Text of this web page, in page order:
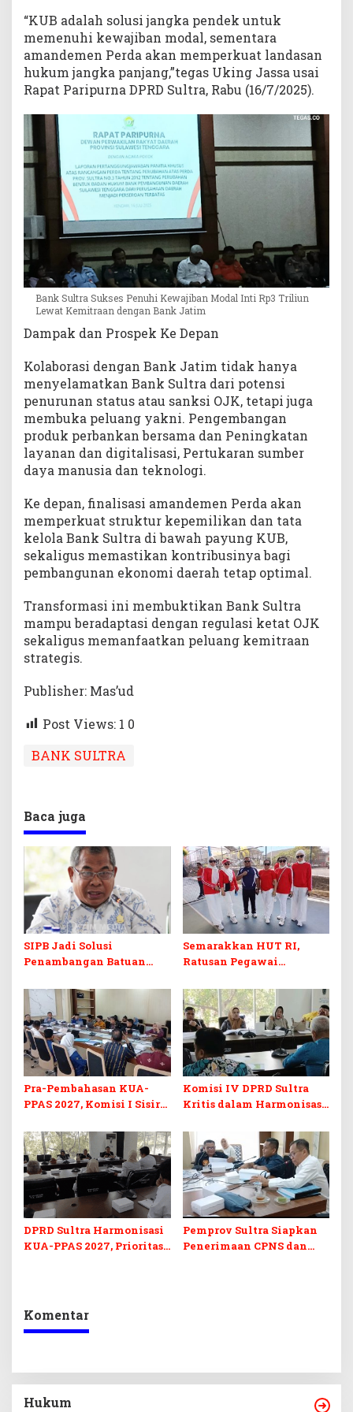
“KUB adalah solusi jangka pendek untuk
memenuhi kewajiban modal, sementara
amandemen Perda akan memperkuat landasan
hukum jangka panjang,”tegas Uking Jassa usai
Rapat Paripurna DPRD Sultra, Rabu (16/7/2025).
Bank Sultra Sukses Penuhi Kewajiban Modal Inti Rp3 Triliun
Lewat Kemitraan dengan Bank Jatim
Dampak dan Prospek Ke Depan
Kolaborasi dengan Bank Jatim tidak hanya
menyelamatkan Bank Sultra dari potensi
penurunan status atau sanksi OJK, tetapi juga
membuka peluang yakni. Pengembangan
produk perbankan bersama dan Peningkatan
layanan dan digitalisasi, Pertukaran sumber
daya manusia dan teknologi.
Ke depan, finalisasi amandemen Perda akan
memperkuat struktur kepemilikan dan tata
kelola Bank Sultra di bawah payung KUB,
sekaligus memastikan kontribusinya bagi
pembangunan ekonomi daerah tetap optimal.
Transformasi ini membuktikan Bank Sultra
mampu beradaptasi dengan regulasi ketat OJK
sekaligus memanfaatkan peluang kemitraan
strategis.
Publisher: Mas’ud
Post Views: 1 0
BANK SULTRA
Baca juga
SIPB Jadi Solusi
Penambangan Batuan
di Sultra
Semarakkan HUT RI,
Ratusan Pegawai
Ikuti Lomba Bola Gotong
Pra-Pembahasan KUA-
PPAS 2027, Komisi I Sisir
Berkelanjutan
Komisi IV DPRD Sultra
Kritis dalam Harmonisasi
Perubahan APBD 2026
DPRD Sultra Harmonisasi
KUA-PPAS 2027, Prioritas
Pemprov Sultra Siapkan
Penerimaan CPNS dan
Komentar
Hukum